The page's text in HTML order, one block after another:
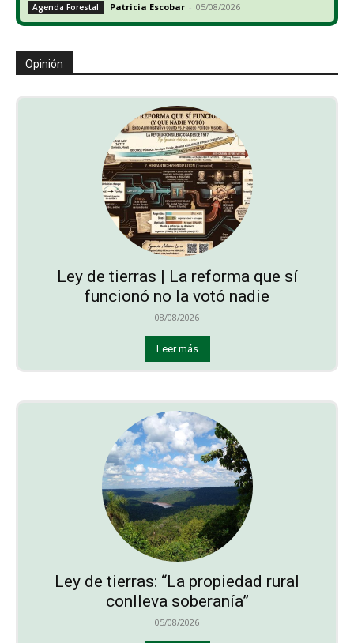
Agenda Forestal Patricia Escobar - 05/08/2026
Opinión
Ley de tierras | La reforma que sí
funcionó no la votó nadie
08/08/2026
Leer más
Ley de tierras: “La propiedad rural
conlleva soberanía”
05/08/2026